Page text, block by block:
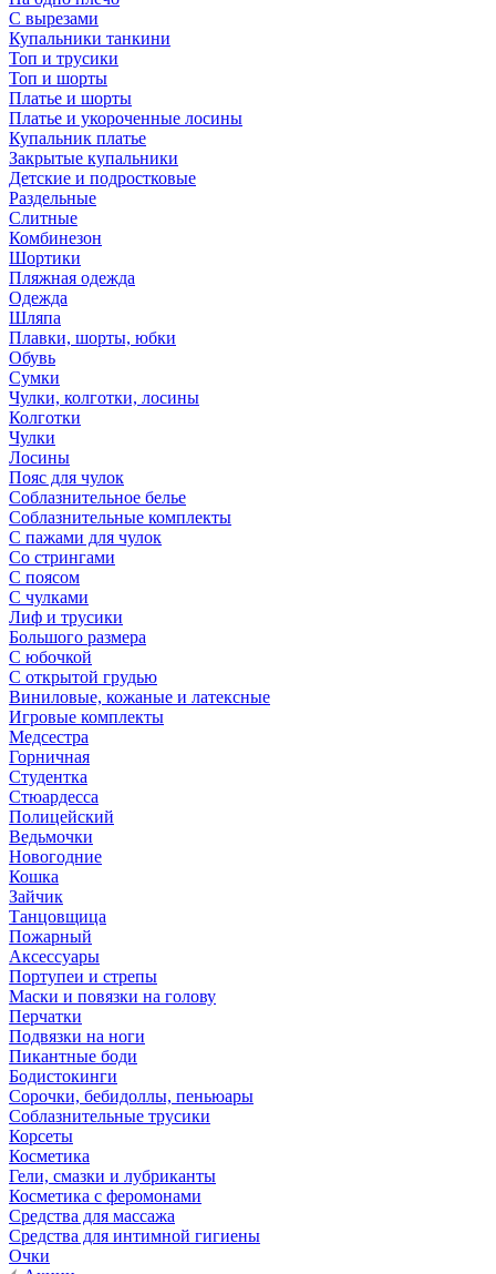
С вырезами
Купальники танкини
Топ и трусики
Топ и шорты
Платье и шорты
Платье и укороченные лосины
Купальник платье
Закрытые купальники
Детские и подростковые
Раздельные
Слитные
Комбинезон
Шортики
Пляжная одежда
Одежда
Шляпа
Плавки, шорты, юбки
Обувь
Сумки
Чулки, колготки, лосины
Колготки
Чулки
Лосины
Пояс для чулок
Соблазнительное белье
Соблазнительные комплекты
С пажами для чулок
Со стрингами
С поясом
С чулками
Лиф и трусики
Большого размера
С юбочкой
С открытой грудью
Виниловые, кожаные и латексные
Игровые комплекты
Медсестра
Горничная
Студентка
Стюардесса
Полицейский
Ведьмочки
Новогодние
Кошка
Зайчик
Танцовщица
Пожарный
Аксессуары
Портупеи и стрепы
Маски и повязки на голову
Перчатки
Подвязки на ноги
Пикантные боди
Бодистокинги
Сорочки, бебидоллы, пеньюары
Соблазнительные трусики
Корсеты
Косметика
Гели, смазки и лубриканты
Косметика с феромонами
Средства для массажа
Средства для интимной гигиены
Очки